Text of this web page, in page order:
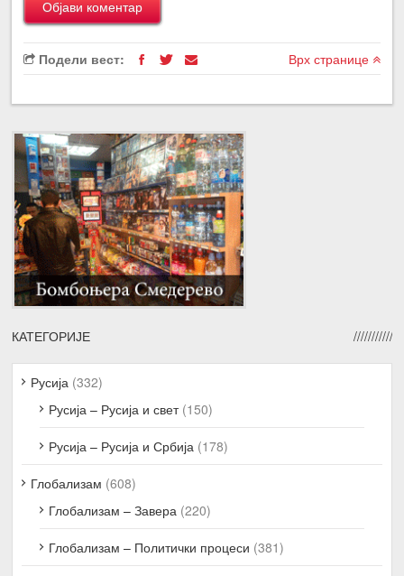
Подели вест: Врх странице
КАТЕГОРИЈЕ
Русија (332)
Русија – Русија и свет(150)
Русија – Русија и Србија (178)
Глобализам (608)
Глобализам – Завера (220)
Глобализам – Политички процеси (381)